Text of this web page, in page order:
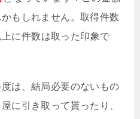
もしれません。取得件数
に件数は取った印象で
は、結局必要のないもの
に引き取って貰ったり、